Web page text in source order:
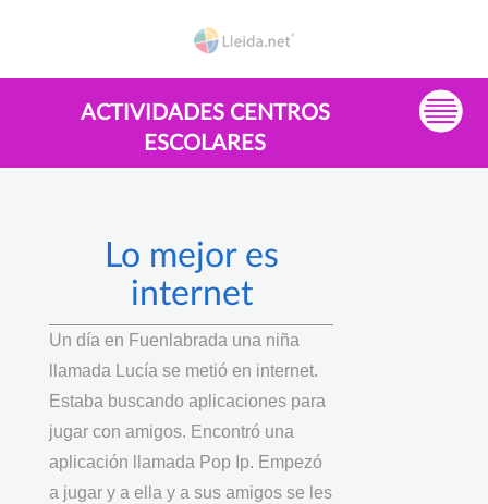
ACTIVIDADES CENTROS
ESCOLARES
Lo mejor es
internet
Un día en Fuenlabrada una niña
llamada Lucía se metió en internet.
Estaba buscando aplicaciones para
jugar con amigos. Encontró una
aplicación llamada Pop Ip. Empezó
a jugar y a ella y a sus amigos se les